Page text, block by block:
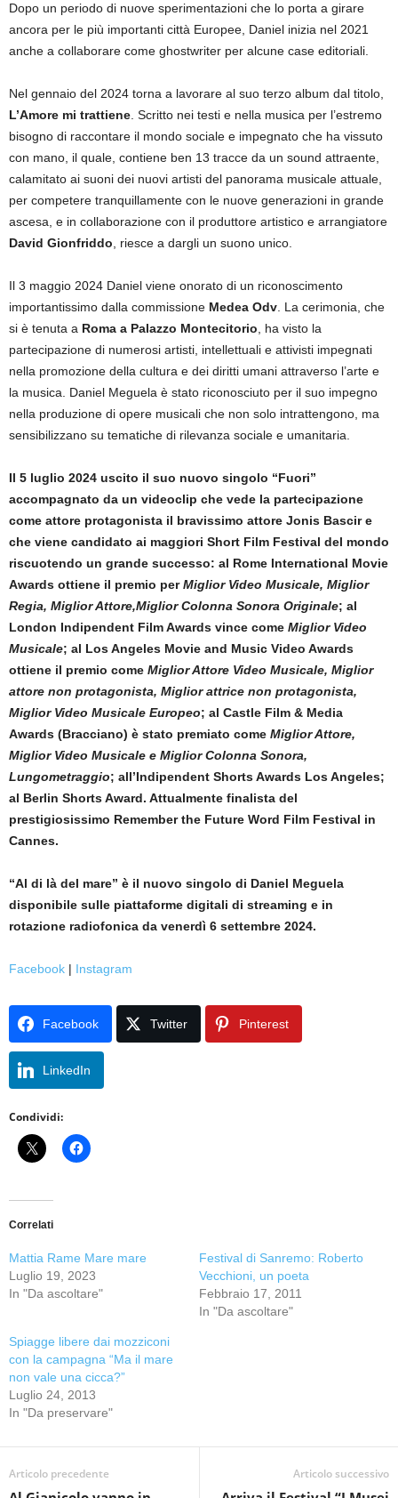
Dopo un periodo di nuove sperimentazioni che lo porta a girare
ancora per le più importanti città Europee, Daniel inizia nel 2021
anche a collaborare come ghostwriter per alcune case editoriali.
Nel gennaio del 2024 torna a lavorare al suo terzo album dal titolo,
L’Amore mi trattiene . Scritto nei testi e nella musica per l’estremo
bisogno di raccontare il mondo sociale e impegnato che ha vissuto
con mano, il quale, contiene ben 13 tracce da un sound attraente,
calamitato ai suoni dei nuovi artisti del panorama musicale attuale,
per competere tranquillamente con le nuove generazioni in grande
ascesa, e in collaborazione con il produttore artistico e arrangiatore
David Gionfriddo , riesce a dargli un suono unico.
Il 3 maggio 2024 Daniel viene onorato di un riconoscimento
importantissimo dalla commissione Medea Odv . La cerimonia, che
si è tenuta a Roma a Palazzo Montecitorio , ha visto la
partecipazione di numerosi artisti, intellettuali e attivisti impegnati
nella promozione della cultura e dei diritti umani attraverso l’arte e
la musica. Daniel Meguela è stato riconosciuto per il suo impegno
nella produzione di opere musicali che non solo intrattengono, ma
sensibilizzano su tematiche di rilevanza sociale e umanitaria.
Il 5 luglio 2024 uscito il suo nuovo singolo “Fuori”
accompagnato da un videoclip che vede la partecipazione
come attore protagonista il bravissimo attore Jonis Bascir e
che viene candidato ai maggiori Short Film Festival del mondo
riscuotendo un grande successo: al Rome International Movie
Awards ottiene il premio perMiglior Video Musicale, Miglior
Regia, Miglior Attore,Miglior Colonna Sonora Originale; al
London Indipendent Film Awards vince come Miglior Video
Musicale; al Los Angeles Movie and Music Video Awards
ottiene il premio come Miglior Attore Video Musicale, Miglior
attore non protagonista, Miglior attrice non protagonista,
Miglior Video Musicale Europeo; al Castle Film & Media
Awards (Bracciano) è stato premiato come Miglior Attore,
Miglior Video Musicale e Miglior Colonna Sonora,
Lungometraggio; all’Indipendent Shorts Awards Los Angeles;
al Berlin Shorts Award. Attualmente finalista del
prestigiosissimo Remember the Future Word Film Festival in
Cannes.
“Al di là del mare” è il nuovo singolo di Daniel Meguela
disponibile sulle piattaforme digitali di streaming e in
rotazione radiofonica da venerdì 6 settembre 2024.
Facebook | Instagram
Facebook Twitter Pinterest
LinkedIn
Condividi:
Correlati
Mattia Rame Mare mare
Luglio 19, 2023
In "Da ascoltare"
Festival di Sanremo: Roberto
Vecchioni, un poeta
Febbraio 17, 2011
In "Da ascoltare"
Spiagge libere dai mozziconi
con la campagna “Ma il mare
non vale una cicca?”
Luglio 24, 2013
In "Da preservare"
Articolo precedente Articolo successivo